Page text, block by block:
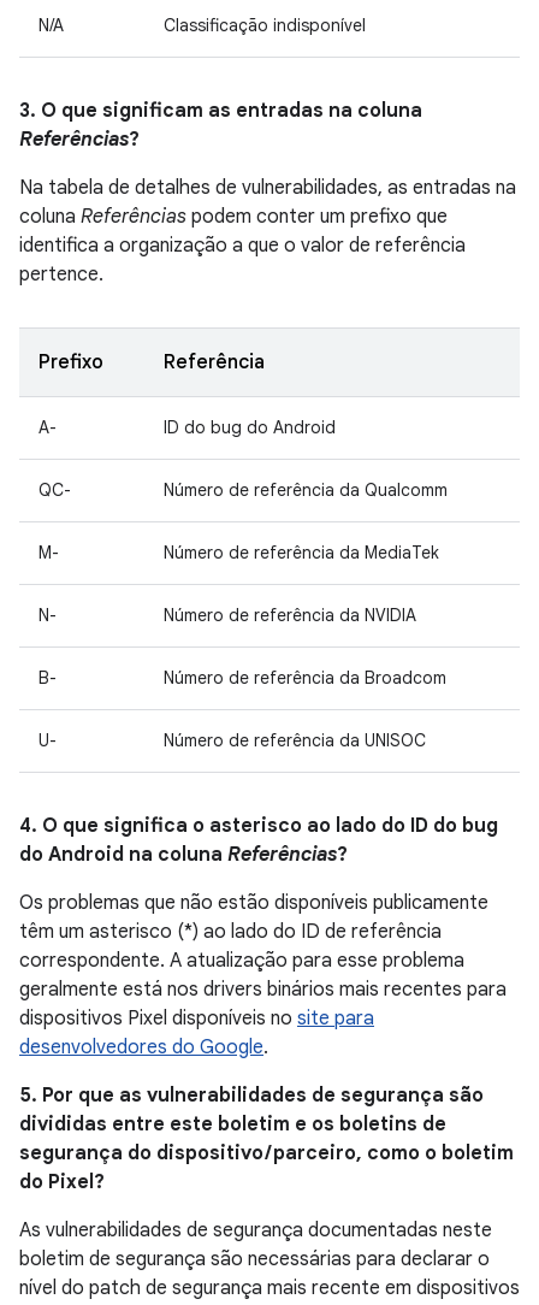
N/A Classificação indisponível
3. O que significam as entradas na coluna
Referências?
Na tabela de detalhes de vulnerabilidades, as entradas na
coluna Referências podem conter um prefixo que
identifica a organização a que o valor de referência
pertence.
Prefixo Referência
A- ID do bug do Android
QC- Número de referência da Qualcomm
M- Número de referência da MediaTek
N- Número de referência da NVIDIA
B- Número de referência da Broadcom
U- Número de referência da UNISOC
4. O que significa o asterisco ao lado do ID do bug
do Android na coluna Referências?
Os problemas que não estão disponíveis publicamente
têm um asterisco (*) ao lado do ID de referência
correspondente. A atualização para esse problema
geralmente está nos drivers binários mais recentes para
dispositivos Pixel disponíveis no site para
desenvolvedores do Google.
5. Por que as vulnerabilidades de segurança são
divididas entre este boletim e os boletins de
segurança do dispositivo / parceiro, como o boletim
do Pixel?
As vulnerabilidades de segurança documentadas neste
boletim de segurança são necessárias para declarar o
nível do patch de segurança mais recente em dispositivos